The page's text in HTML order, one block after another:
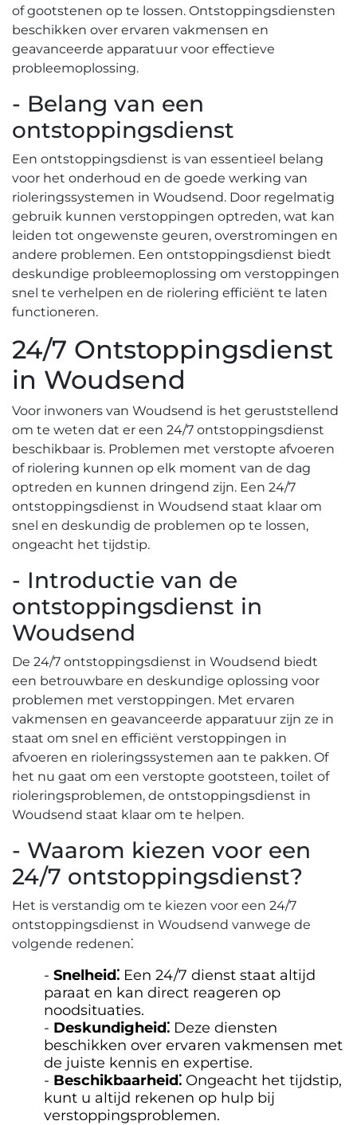
of gootstenen op te lossen.​ Ontstoppingsdiensten
beschikken over ervaren vakmensen en
geavanceerde apparatuur voor effectieve
probleemoplossing.​
- Belang van een
ontstoppingsdienst
Een ontstoppingsdienst is van essentieel belang
voor het onderhoud en de goede werking van
rioleringssystemen in Woudsend.​ Door regelmatig
gebruik kunnen verstoppingen optreden, wat kan
leiden tot ongewenste geuren, overstromingen en
andere problemen.​ Een ontstoppingsdienst biedt
deskundige probleemoplossing om verstoppingen
snel te verhelpen en de riolering efficiënt te laten
functioneren.
24/7 Ontstoppingsdienst
in Woudsend
Voor inwoners van Woudsend is het geruststellend
om te weten dat er een 24/7 ontstoppingsdienst
beschikbaar is.​ Problemen met verstopte afvoeren
of riolering kunnen op elk moment van de dag
optreden en kunnen dringend zijn.​ Een 24/7
ontstoppingsdienst in Woudsend staat klaar om
snel en deskundig de problemen op te lossen,
ongeacht het tijdstip.​
- Introductie van de
ontstoppingsdienst in
Woudsend
De 24/7 ontstoppingsdienst in Woudsend biedt
een betrouwbare en deskundige oplossing voor
problemen met verstoppingen.​ Met ervaren
vakmensen en geavanceerde apparatuur zijn ze in
staat om snel en efficiënt verstoppingen in
afvoeren en rioleringssystemen aan te pakken.​ Of
het nu gaat om een verstopte gootsteen, toilet of
rioleringsproblemen, de ontstoppingsdienst in
Woudsend staat klaar om te helpen.​
- Waarom kiezen voor een
24/7 ontstoppingsdienst?​
Het is verstandig om te kiezen voor een 24/7
ontstoppingsdienst in Woudsend vanwege de
volgende redenen⁚
Snelheid⁚ Een 24/7 dienst staat altijd
paraat en kan direct reageren op
noodsituaties.​
Deskundigheid⁚ Deze diensten
beschikken over ervaren vakmensen met
de juiste kennis en expertise.​
Beschikbaarheid⁚ Ongeacht het tijdstip,
kunt u altijd rekenen op hulp bij
verstoppingsproblemen.